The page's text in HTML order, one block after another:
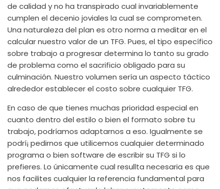
de calidad y no ha transpirado cual invariablemente
cumplen el decenio joviales la cual se comprometen.
Una naturaleza del plan es otro norma a meditar en el
calcular nuestro valor de un TFG. Pues, el tipo específico
sobre trabajo a progresar determina lo tanto su grado
de problema como el sacrificio obligado para su
culminación. Nuestro volumen serí­a un aspecto táctico
alrededor establecer el costo sobre cualquier TFG.
En caso de que tienes muchas prioridad especial en
cuanto dentro del estilo o bien el formato sobre tu
trabajo, podrí­amos adaptarnos a eso. Igualmente se
podrí¡ pedirnos que utilicemos cualquier determinado
programa o bien software de escribir su TFG si lo
prefieres. Lo únicamente cual resullta necesaria es que
nos facilites cualquier la referencia fundamental para